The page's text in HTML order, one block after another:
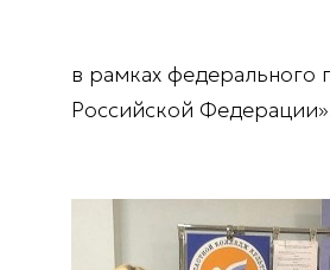
в рамках федерального
Российской